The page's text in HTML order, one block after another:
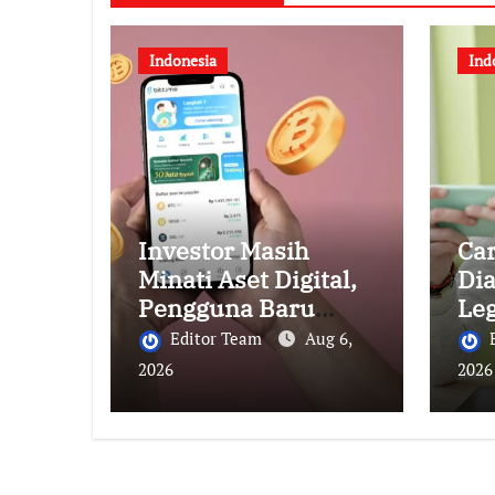
Indonesia
Investor Masih
Minati Aset Digital,
Pengguna Baru
Bittime
Berkesempatan
Editor Team
Aug 6,
2026
2026